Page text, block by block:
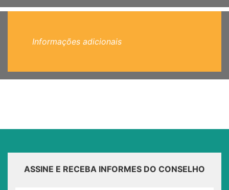
Informações adicionais
ASSINE E RECEBA INFORMES DO CONSELHO